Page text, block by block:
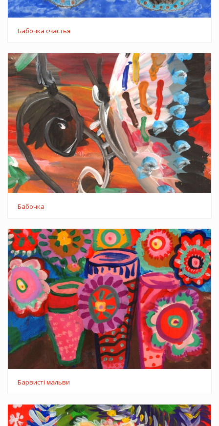
Бабочка счастья
Бабочка
Барвисті мальви